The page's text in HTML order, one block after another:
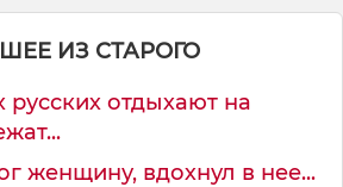
ИЗ СТАРОГО
отдыхают на
женщину, вдохнул в нее...